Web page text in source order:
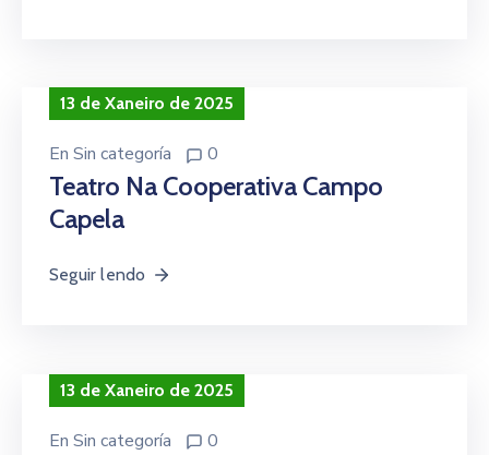
13 de Xaneiro de 2025
En Sin categoría 0
Teatro Na Cooperativa Campo
Capela
Seguir lendo
13 de Xaneiro de 2025
En Sin categoría 0